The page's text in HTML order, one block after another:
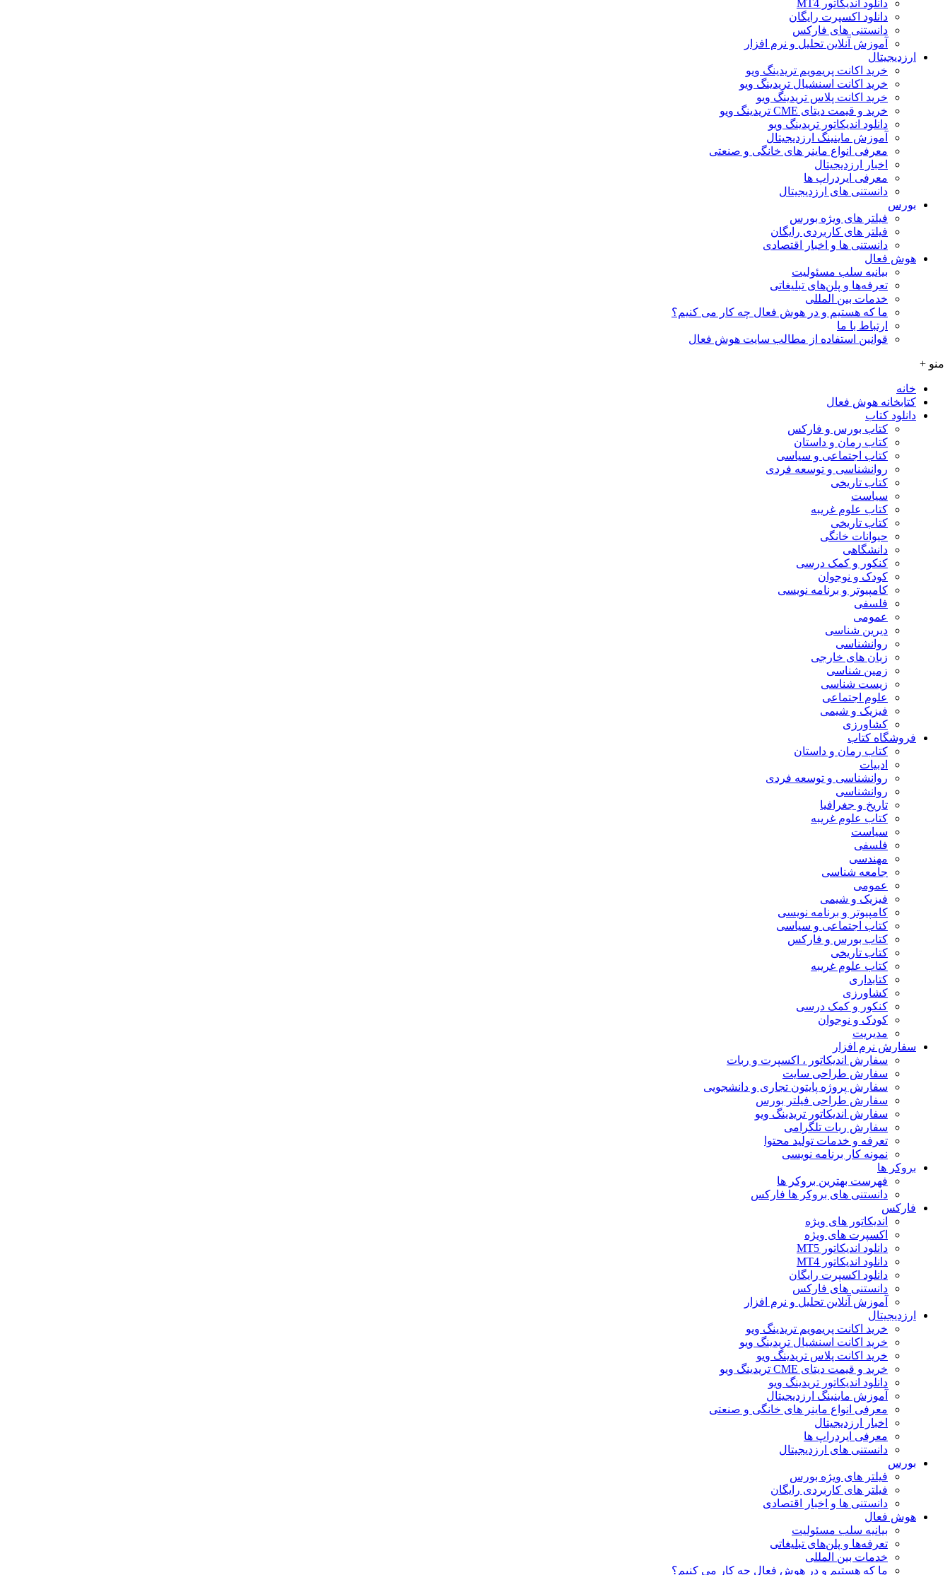
دانلود اندیکاتور MT4
دانلود اکسپرت رایگان
دانستنی های فارکس
آموزش آنلاین تحلیل و نرم افزار
ارزدیجیتال
خرید اکانت پریمویم تریدینگ ویو
خرید اکانت اسنشیال تریدینگ ویو
خرید اکانت پلاس تریدینگ ویو
خرید و قیمت دیتای CME تریدینگ ویو
دانلود اندیکاتور تریدینگ ویو
آموزش ماینینگ ارزدیجیتال
معرفی انواع ماینر های خانگی و صنعتی
اخبار ارزدیجیتال
معرفی ایردراپ ها
دانستنی های ارزدیجیتال
بورس
فیلتر های ویژه بورس
فیلتر های کاربردی رایگان
دانستنی ها و اخبار اقتصادی
هوش فعال
بیانیه سلب مسئولیت
تعرفه‌ها و پلن‌های تبلیغاتی
خدمات بین المللی
ما که هستیم و در هوش فعال چه کار می کنیم؟
ارتباط با ما
قوانین استفاده از مطالب سایت هوش فعال
منو +
خانه
کتابخانه هوش فعال
دانلود کتاب
کتاب بورس و فارکس
کتاب رمان و داستان
کتاب اجتماعی و سیاسی
روانشناسی و توسعه فردی
کتاب تاریخی
سیاست
کتاب علوم غریبه
کتاب تاریخی
حیوانات خانگی
دانشگاهی
کنکور و کمک‌ درسی
کودک و نوجوان
کامپیوتر و برنامه نویسی
فلسفی
عمومی
دیرین شناسی
روانشناسی
زبان های خارجی
زمین شناسی
زیست شناسی
علوم اجتماعی
فیزیک و شیمی
کشاورزی
فروشگاه کتاب
کتاب رمان و داستان
ادبیات
روانشناسی و توسعه فردی
روانشناسی
تاریخ و جغرافیا
کتاب علوم غریبه
سیاست
فلسفی
مهندسی
جامعه شناسی
عمومی
فیزیک و شیمی
کامپیوتر و برنامه نویسی
کتاب اجتماعی و سیاسی
کتاب بورس و فارکس
کتاب تاریخی
کتاب علوم غریبه
کتابداری
کشاورزی
کنکور و کمک‌ درسی
کودک و نوجوان
مدیریت
سفارش نرم افزار
سفارش اندیکاتور ، اکسپرت و ربات
سفارش طراحی سایت
سفارش پروژه پایتون تجاری و دانشجویی
سفارش طراحی فیلتر بورس
سفارش اندیکاتور تریدینگ ویو
سفارش ربات تلگرامی
تعرفه و خدمات تولید محتوا
نمونه کار برنامه نویسی
بروکر ها
فهرست بهترین بروکر ها
دانستنی های بروکر ها فارکس
فارکس
اندیکاتور های ویژه
اکسپرت های ویژه
دانلود اندیکاتور MT5
دانلود اندیکاتور MT4
دانلود اکسپرت رایگان
دانستنی های فارکس
آموزش آنلاین تحلیل و نرم افزار
ارزدیجیتال
خرید اکانت پریمویم تریدینگ ویو
خرید اکانت اسنشیال تریدینگ ویو
خرید اکانت پلاس تریدینگ ویو
خرید و قیمت دیتای CME تریدینگ ویو
دانلود اندیکاتور تریدینگ ویو
آموزش ماینینگ ارزدیجیتال
معرفی انواع ماینر های خانگی و صنعتی
اخبار ارزدیجیتال
معرفی ایردراپ ها
دانستنی های ارزدیجیتال
بورس
فیلتر های ویژه بورس
فیلتر های کاربردی رایگان
دانستنی ها و اخبار اقتصادی
هوش فعال
بیانیه سلب مسئولیت
تعرفه‌ها و پلن‌های تبلیغاتی
خدمات بین المللی
ما که هستیم و در هوش فعال چه کار می کنیم؟